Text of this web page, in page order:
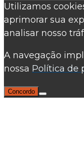
Utilizamos
aprimorar sua
analisar nosso
A navegação
nossa Política de
Concordo